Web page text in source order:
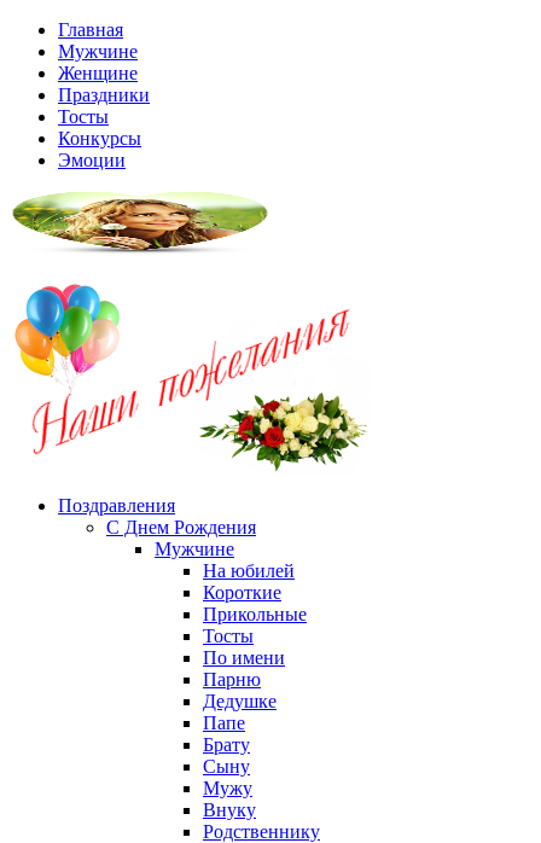
Главная
Мужчине
Женщине
Праздники
Тосты
Конкурсы
Эмоции
Поздравления
С Днем Рождения
Мужчине
На юбилей
Короткие
Прикольные
Тосты
По имени
Парню
Дедушке
Папе
Брату
Сыну
Мужу
Внуку
Родственнику